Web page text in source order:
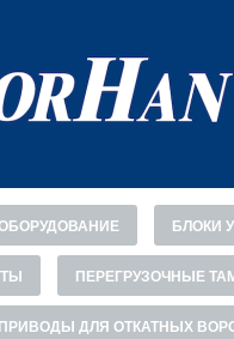
БЛОКИ
ПЕРЕГРУЗОЧНЫЕ
ДЛЯ ОТКАТНЫХ